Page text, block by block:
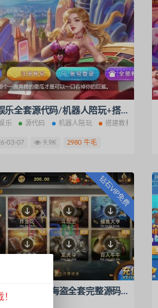
星际娱乐全套源代码/机器人陪玩+搭建教程
乐 源代码 机器人陪玩 搭建教程
03-07 9.9K 2980 牛毛
钻石VIP免费
N2n1Game第三版海盗全套完整源码v8.0.0.1含android、ios、pc源码下载